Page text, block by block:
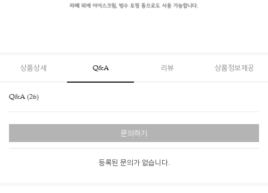
상품상세 Q&A 리뷰 상품정보제공
Q&A (26)
문의하기
등록된 문의가 없습니다.